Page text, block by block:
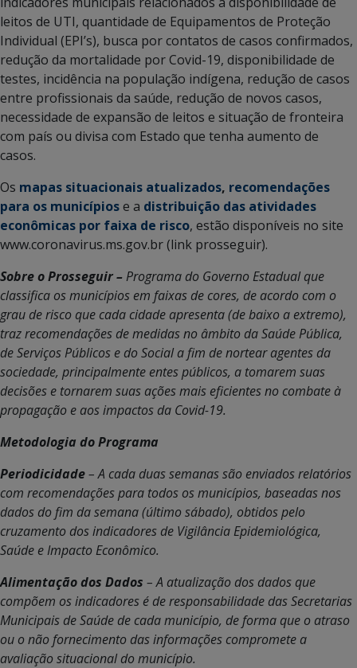
leitos de UTI, quantidade de Equipamentos de Proteção
Individual (EPI’s), busca por contatos de casos confirmados,
redução da mortalidade por Covid-19, disponibilidade de
testes, incidência na população indígena, redução de casos
entre profissionais da saúde, redução de novos casos,
necessidade de expansão de leitos e situação de fronteira
com país ou divisa com Estado que tenha aumento de
casos.
Os mapas situacionais atualizados, recomendações
para os municípiose a distribuição das atividades
econômicas por faixa de risco, estão disponíveis no site
www.coronavirus.ms.gov.br (link prosseguir).
Sobre o Prosseguir –Programa do Governo Estadual que
classifica os municípios em faixas de cores, de acordo com o
grau de risco que cada cidade apresenta (de baixo a extremo),
traz recomendações de medidas no âmbito da Saúde Pública,
de Serviços Públicos e do Social a fim de nortear agentes da
sociedade, principalmente entes públicos, a tomarem suas
decisões e tornarem suas ações mais eficientes no combate à
propagação e aos impactos da Covid-19.
Metodologia do Programa
Periodicidade– A cada duas semanas são enviados relatórios
com recomendações para todos os municípios, baseadas nos
dados do fim da semana (último sábado), obtidos pelo
cruzamento dos indicadores de Vigilância Epidemiológica,
Saúde e Impacto Econômico.
Alimentação dos Dados – A atualização dos dados que
compõem os indicadores é de responsabilidade das Secretarias
Municipais de Saúde de cada município, de forma que o atraso
ou o não fornecimento das informações compromete a
avaliação situacional do município.